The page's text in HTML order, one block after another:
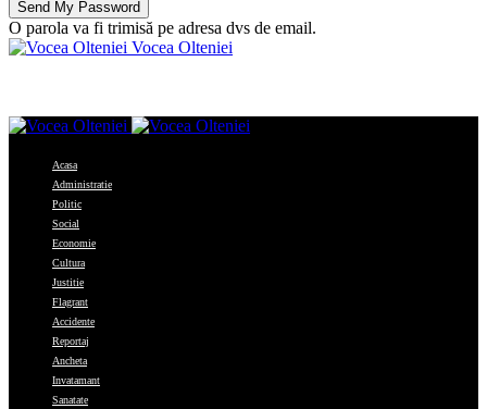
O parola va fi trimisă pe adresa dvs de email.
Vocea Olteniei
Acasa
Administratie
Politic
Social
Economie
Cultura
Justitie
Flagrant
Accidente
Reportaj
Ancheta
Invatamant
Sanatate